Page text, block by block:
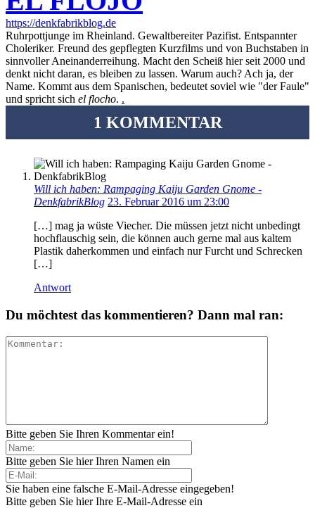
https://denkfabrikblog.de
Ruhrpottjunge im Rheinland. Gewaltbereiter Pazifist. Entspannter
Choleriker. Freund des gepflegten Kurzfilms und von Buchstaben in
sinnvoller Aneinanderreihung. Macht den Scheiß hier seit 2000 und
denkt nicht daran, es bleiben zu lassen. Warum auch? Ach ja, der
Name. Kommt aus dem Spanischen, bedeutet soviel wie "der Faule"
und spricht sich el flocho. .
1 KOMMENTAR
Will ich haben: Rampaging Kaiju Garden Gnome -
DenkfabrikBlog 23. Februar 2016 um 23:00
[…] mag ja wüste Viecher. Die müssen jetzt nicht unbedingt
hochflauschig sein, die können auch gerne mal aus kaltem
Plastik daherkommen und einfach nur Furcht und Schrecken
[…]
Antwort
Du möchtest das kommentieren? Dann mal ran:
Bitte geben Sie Ihren Kommentar ein!
Bitte geben Sie hier Ihren Namen ein
Sie haben eine falsche E-Mail-Adresse eingegeben!
Bitte geben Sie hier Ihre E-Mail-Adresse ein